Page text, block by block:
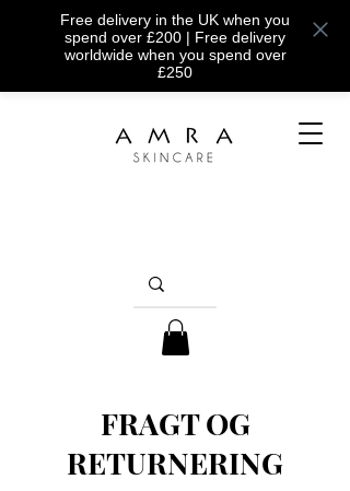
Free delivery in the UK when you
spend over £200 | Free delivery
worldwide when you spend over
£250
FRAGT OG
RETURNERING